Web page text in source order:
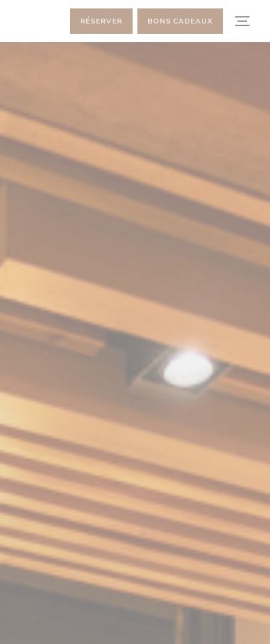
RÉSERVER BONS CADEAUX